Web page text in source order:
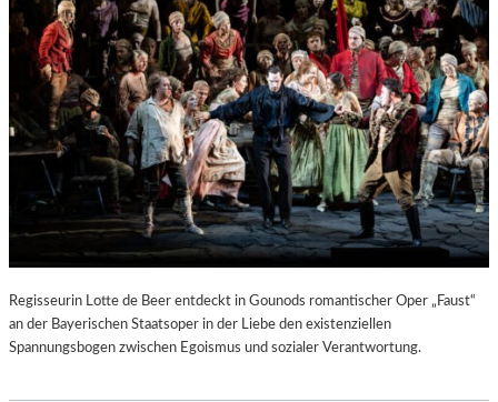
Regisseurin Lotte de Beer entdeckt in Gounods romantischer Oper „Faust“
an der Bayerischen Staatsoper in der Liebe den existenziellen
Spannungsbogen zwischen Egoismus und sozialer Verantwortung.